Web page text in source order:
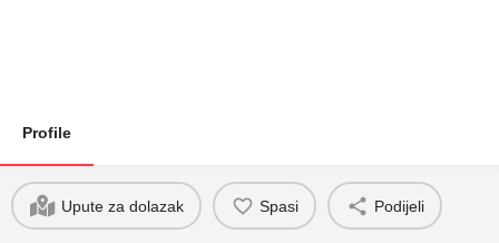
Profile
Upute za dolazak Spasi Podijeli